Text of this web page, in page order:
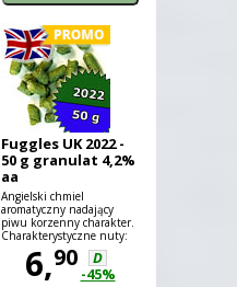
Fuggles UK 2022 -
50 g granulat 4,2%
aa
Angielski chmiel
aromatyczny nadający
piwu korzenny charakter.
Charakterystyczne nuty:
trawa, mięta, ziemia.
6,90
D
-45%